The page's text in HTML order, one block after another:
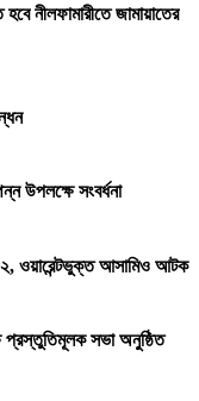
নীলফামারীতে জামায়াতের
উপলক্ষে সংবর্ধনা
২, ওয়ারেন্টভুক্ত আসামিও আটক
সভা অনুষ্ঠিত